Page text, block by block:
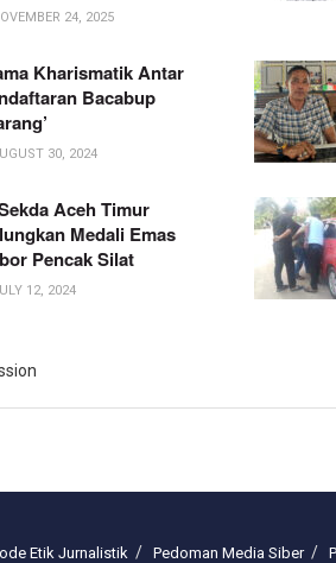
24, 2025
Kharismatik Antar
Bacabup
30, 2024
Aceh Timur
Medali Emas
Pencak Silat
12, 2024
Etik Jurnalistik Pedoman Media Siber